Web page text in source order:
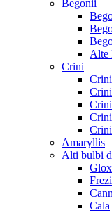
Begonii
Alte
Crini
Amaryllis
Alti bulbi
Cala